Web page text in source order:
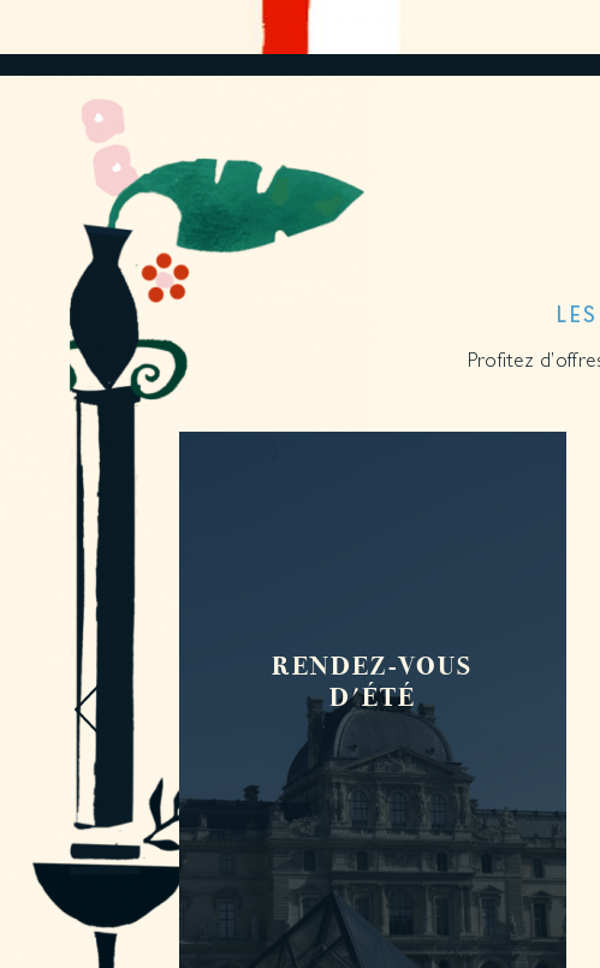
Profitez
RENDEZ-VOUS
D'ÉTÉ